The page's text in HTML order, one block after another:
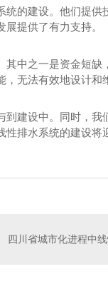
的建设。他们提供
提供了有力支持。
中之一是资金短缺
无法有效地设计和
建设中。同时，我
排水系统的建设将
四川省城市化进程中